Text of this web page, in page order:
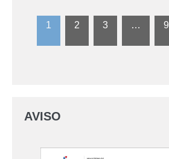
1 2 3 …
AVISO